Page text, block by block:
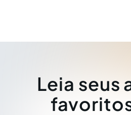
Leia seus